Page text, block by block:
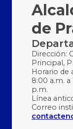
de
Dirección:
Principal,
Horario de
8:00 a.m. a
p.m.
Línea
Correo